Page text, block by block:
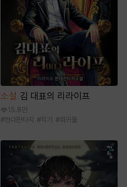
소설 김 대표의 리라이프
15.8만
#현대판타지 #작가 #회귀물